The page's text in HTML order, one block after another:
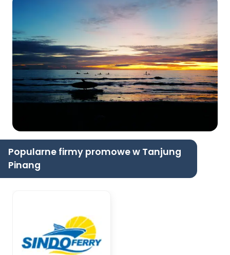
Popularne firmy promowe w Tanjung
Pinang